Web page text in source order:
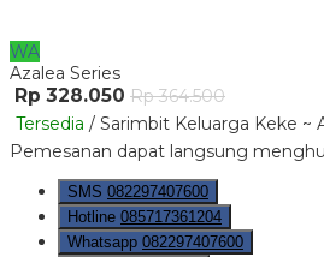
WA
Azalea Series
Rp 328.050 Rp 364.500
Tersedia / Sarimbit Keluarga Keke ~
Pemesanan dapat langsung
SMS 082297407600
Hotline 085717361204
Whatsapp 082297407600